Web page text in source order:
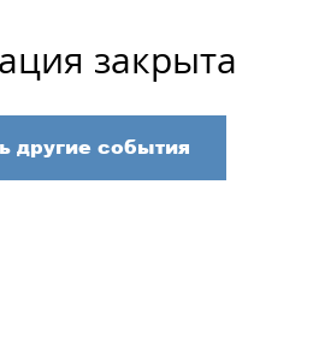
закрыта
другие события